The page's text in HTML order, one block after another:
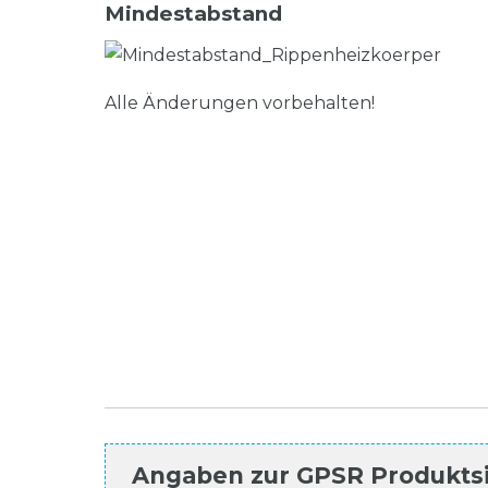
Mindestabstand
Alle Änderungen vorbehalten!
Angaben zur GPSR